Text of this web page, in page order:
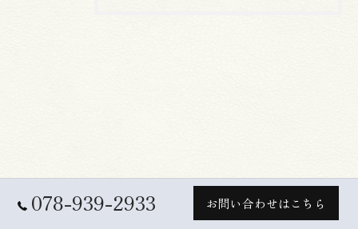
078-939-2933 お問い合わせはこちら